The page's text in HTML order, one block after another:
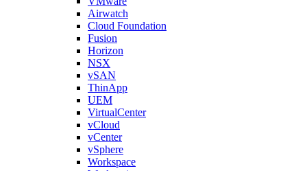
Airwatch
Cloud Foundation
Fusion
Horizon
NSX
vSAN
ThinApp
UEM
VirtualCenter
vCloud
vCenter
vSphere
Workspace